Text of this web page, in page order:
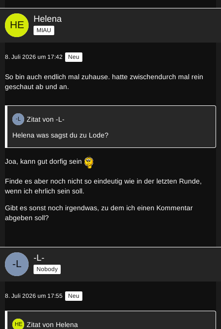
Helena
MIAU
8. Juli 2026 um 17:42 Neu
So bin auch endlich mal zuhause. hatte zwischendurch mal rein
geschaut ab und an.
Zitat von -L-
Helena was sagst du zu Lode?
Joa, kann gut dorfig sein
Finde es aber noch nicht so eindeutig wie in der letzten Runde,
wenn ich ehrlich sein soll.
Gibt es sonst noch irgendwas, zu dem ich einen Kommentar
abgeben soll?
-L-
Nobody
8. Juli 2026 um 17:55 Neu
Zitat von Helena